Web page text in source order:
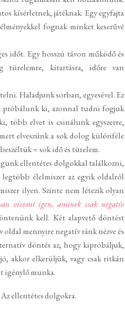
kísérletnek, játéknak. Egy egyfajta
fognak minket keserűvé
időt. Egy hosszú távon működő és
türelemre, kitartásra, időre van
Haladjunk sorban, egyesével. Ez
próbálunk ki, azonnal tudni fogjuk
elvet is csinálunk egyszerre,
elveszünk a sok dolog különféle
= sok idő és türelem.
ellentétes dolgokkal találkozni,
élelmiszer az egyik oldalról
ilyen. Szinte nem létezik olyan
viszont igen, aminek csak negatív
kell. Két alapvető döntést
mennyire negatív ránk nézve és
döntés az, hogy kipróbáljuk,
akkor elkerüljük, vagy csak ritkán
igénylő munka.
ellentétes dolgokra.